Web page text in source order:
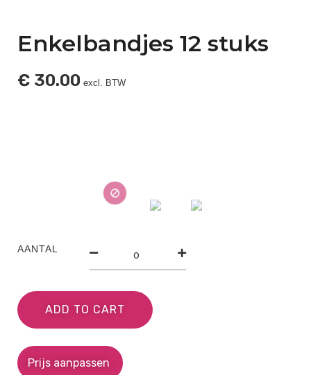
Enkelbandjes 12 stuks
€ 30.00 excl. BTW
AANTAL
ADD TO CART
Prijs aanpassen